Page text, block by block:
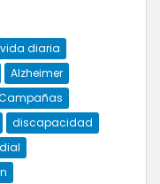
diaria
Alzheimer
discapacidad